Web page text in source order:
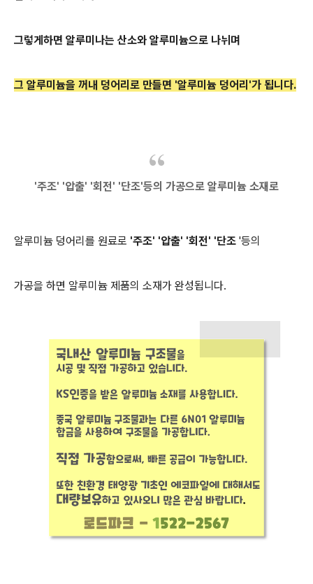
그렇게하면 알루미나는 산소와 알루미늄으로 나뉘며
그 알루미늄을 꺼내 덩어리로 만들면 '알루미늄 덩어리'가 됩니다.
'주조' '압출' '회전' '단조'등의 가공으로 알루미늄 소재로
알루미늄 덩어리를 원료로 '주조' '압출' '회전' '단조 '등의
가공을 하면 알루미늄 제품의 소재가 완성됩니다.